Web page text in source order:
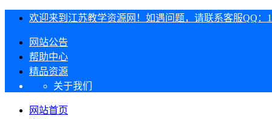
欢迎来到江苏教学资源网！如遇问题，请联系客服QQ：
网站公告
帮助中心
精品资源
关于我们
网站首页